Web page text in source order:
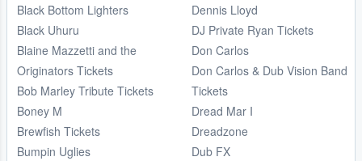
Black Bottom Lighters
Black Uhuru
Blaine Mazzetti and the
Originators Tickets
Bob Marley Tribute Tickets
Boney M
Brewfish Tickets
Bumpin Uglies
Dennis Lloyd
DJ Private Ryan Tickets
Don Carlos
Don Carlos & Dub Vision Band
Tickets
Dread Mar I
Dreadzone
Dub FX